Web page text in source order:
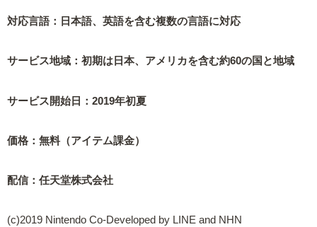
対応言語：日本語、英語を含む複数の言語に対応
サービス地域：初期は日本、アメリカを含む約60の国と地域
サービス開始日：2019年初夏
価格：無料（アイテム課金）
配信：任天堂株式会社
(c)2019 Nintendo Co-Developed by LINE and NHN